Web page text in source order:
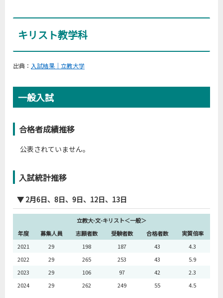
キリスト教学科
出典： 入試結果｜立教大学
一般入試
合格者成績推移
公表されていません。
入試統計推移
▼ 2月6日、8日、9日、12日、13日
立教大-文-キリスト＜一般＞
年度
募集人員 志願者数 受験者数 合格者数
実質倍率
2021
29 198 187 43
4.3
2022
29 265 253 43
5.9
2023
29 106 97 42
2.3
2024
29 262 249 55 4.5